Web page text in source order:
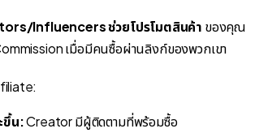
Influencers ช่วยโปรโมตสินค้า ของคุณ
เมื่อมีคนซื้อผ่านลิงก์ของพวกเขา
ขึ้น:Creator มีผู้ติดตามที่พร้อมซื้อ